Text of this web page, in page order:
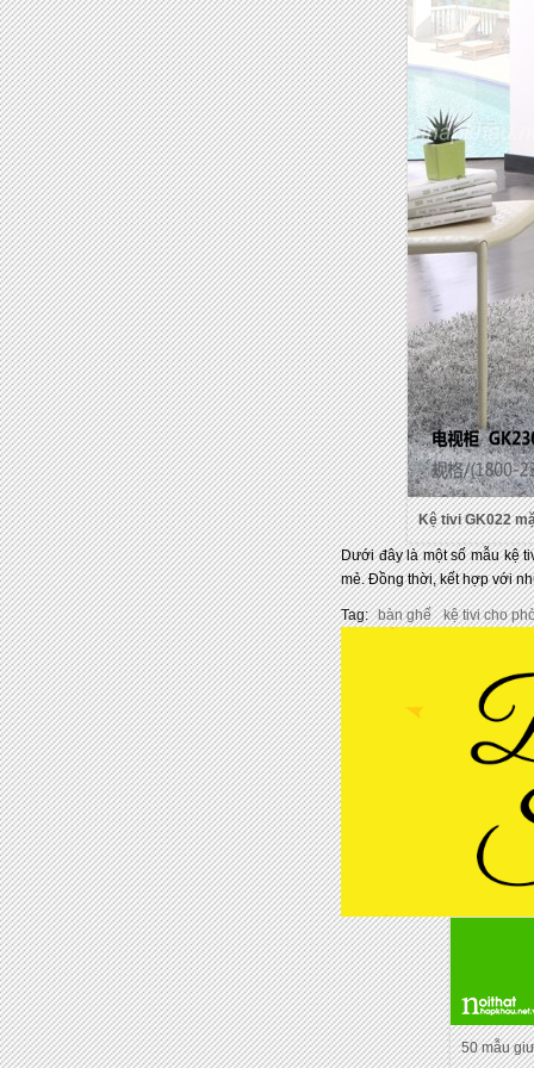
Kệ tivi GK022
Dưới đây là một số mẫu kệ
mẻ. Đồng thời, kết hợp với
Tag: bàn ghế kệ tivi cho
50 mẫu